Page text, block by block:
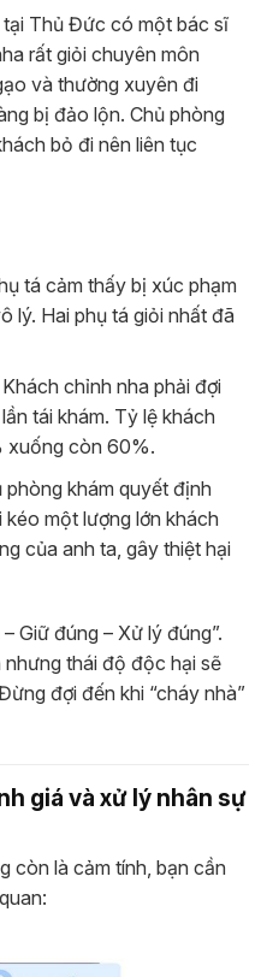
tại Thủ Đức có một bác sĩ
rất giỏi chuyên môn
và thường xuyên đi
bị đảo lộn. Chủ phòng
bỏ đi nên liên tục
tá cảm thấy bị xúc phạm
lý. Hai phụ tá giỏi nhất đã
Khách chỉnh nha phải đợi
tái khám. Tỷ lệ khách
xuống còn 60%.
phòng khám quyết định
một lượng lớn khách
của anh ta, gây thiệt hại
Giữ đúng – Xử lý đúng”.
thái độ độc hại sẽ
đợi đến khi “cháy nhà”
giá và xử lý nhân sự
còn là cảm tính, bạn cần